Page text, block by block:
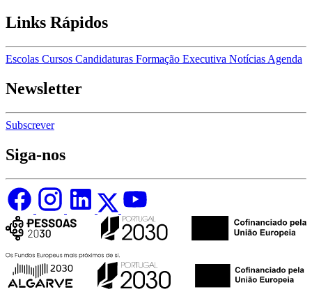
Links Rápidos
Escolas Cursos Candidaturas Formação Executiva Notícias Agenda
Newsletter
Subscrever
Siga-nos